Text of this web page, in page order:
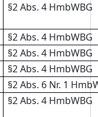
§2 Abs. 4 HmbWBG
§2 Abs. 4 HmbWBG
§2 Abs. 4 HmbWBG
§2 Abs. 4 HmbWBG
§2 Abs. 6 Nr. 1
§2 Abs. 4 HmbWBG